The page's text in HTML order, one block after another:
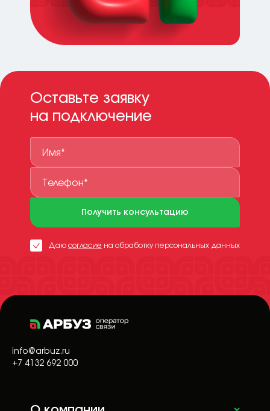
Оставьте заявку
на подключение
Получить консультацию
Даю согласие на обработку персональных данных
info@arbuz.ru
+7 4132 692 000